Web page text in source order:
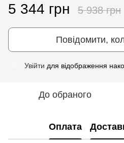
5 344 грн 5 938 грн
Повідомити,
Увійти для відображення
До обраного
Оплата